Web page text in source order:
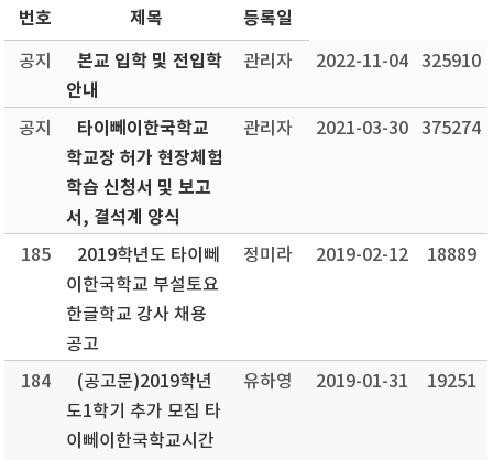
번호 제목 등록일
공지
본교 입학 및 전입학
안내
관리자 2022-11-04 325910
공지
타이뻬이한국학교
학교장 허가 현장체험
학습 신청서 및 보고
서, 결석계 양식
관리자 2021-03-30 375274
185
2019학년도 타이뻬
이한국학교 부설토요
한글학교 강사 채용
공고
정미라 2019-02-12 18889
184
(공고문)2019학년
도1학기 추가 모집 타
이뻬이한국학교시간
유하영 2019-01-31 19251